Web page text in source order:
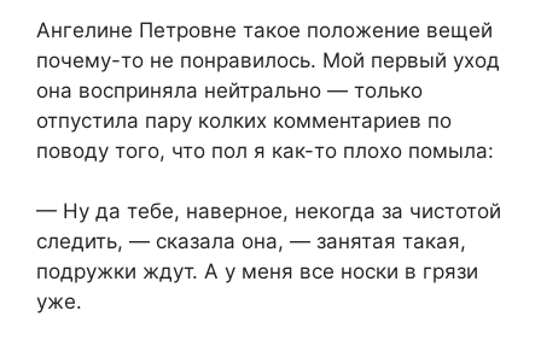
Ангелине Петровне такое положение вещей
почему-то не понравилось. Мой первый уход
она восприняла нейтрально — только
отпустила пару колких комментариев по
поводу того, что пол я как-то плохо помыла:
— Ну да тебе, наверное, некогда за чистотой
следить, — сказала она, — занятая такая,
подружки ждут. А у меня все носки в грязи
уже.